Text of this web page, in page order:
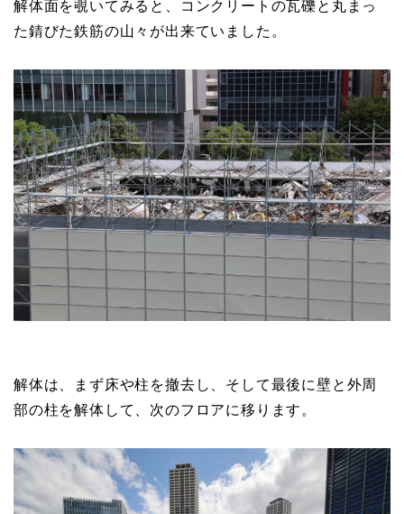
解体面を覗いてみると、コンクリートの瓦礫と丸まっ
た錆びた鉄筋の山々が出来ていました。
解体は、まず床や柱を撤去し、そして最後に壁と外周
部の柱を解体して、次のフロアに移ります。